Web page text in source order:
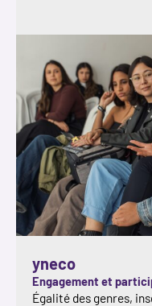
yneco
Engagement et
Égalité des genres,